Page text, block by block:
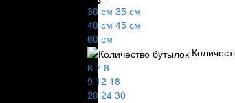
30 см 35 см
40 см 45 см
60 см
6 7 8
9 12 18
20 24 30